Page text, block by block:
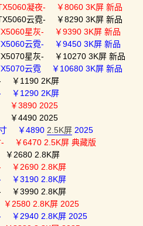
凝夜- ￥8060 3K屏 新品
云霓- ￥8290 3K屏 新品
星灰- ￥9390 3K屏 新品
云霓- ￥9450 3K屏 新品
星灰- ￥10270 3K屏 新品
云霓 ￥10680 3K屏 新品
￥1190 2K屏
￥1290 2K屏
￥3890 2025
￥4490 2025
寸 ￥4890 2.5K屏 2025
- ￥6470 2.5K屏 典藏版
￥2680 2.8K屏
￥2690 2.8K屏
￥3190 2.8K屏
￥3990 2.8K屏
2580 2.8K屏 2025
￥2940 2.8K屏 2025